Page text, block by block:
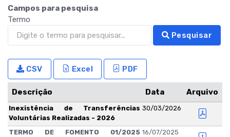
Campos para pesquisa
Termo
Pesquisar
CSV Excel PDF
Descrição Data Arquivo
Inexistência de Transferências
Voluntárias Realizadas - 2026
30/03/2026
TERMO DE FOMENTO 01/2025 16/07/2025